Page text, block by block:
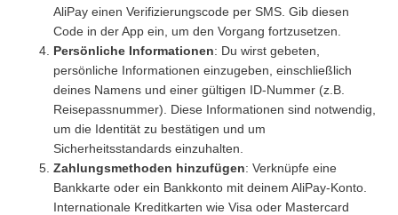
AliPay einen Verifizierungscode per SMS. Gib diesen
Code in der App ein, um den Vorgang fortzusetzen.
Persönliche Informationen: Du wirst gebeten,
persönliche Informationen einzugeben, einschließlich
deines Namens und einer gültigen ID-Nummer (z.B.
Reisepassnummer). Diese Informationen sind notwendig,
um die Identität zu bestätigen und um
Sicherheitsstandards einzuhalten.
Zahlungsmethoden hinzufügen: Verknüpfe eine
Bankkarte oder ein Bankkonto mit deinem AliPay-Konto.
Internationale Kreditkarten wie Visa oder Mastercard